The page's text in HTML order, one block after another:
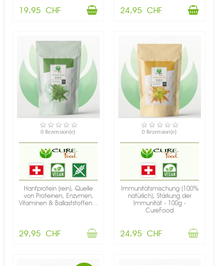
19,95 CHF 24,95 CHF
NICHT AUF LAGER
0 Rezension(e)
Hanfprotein (rein), Quelle
von Proteinen, Enzymen,
Vitaminen & Ballaststoffen...
29,95 CHF
NICHT AUF LAGER
0 Rezension(e)
Immunitätsmischung (100%
natürlich), Stärkung der
Immunität - 100g -
CureFood
24,95 CHF